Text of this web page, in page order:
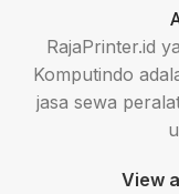
RajaPrinter.id
Komputindo
jasa sewa
View